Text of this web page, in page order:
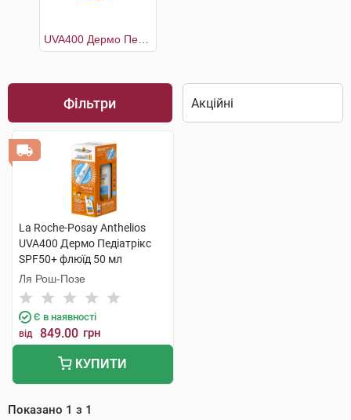
Фільтри
La Roche-Posay Anthelios
UVA400 Дермо Педіатрікс
SPF50+ флюїд 50 мл
+Термальна вода 50 мл 1
набір
Ля Рош-Позе
Є в наявності
від 849.00 грн
КУПИТИ
Показано 1 з 1